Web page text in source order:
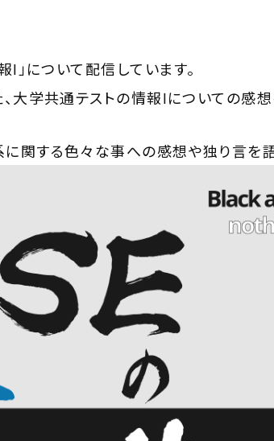
」について配信しています。
大学共通テストの情報Ⅰについての感想
関する色々な事への感想や独り言を語